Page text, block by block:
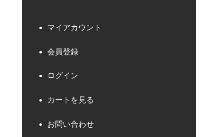
マイアカウント
会員登録
ログイン
カートを見る
お問い合わせ